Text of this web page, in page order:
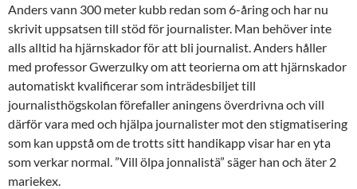
Anders vann 300 meter kubb redan som 6-åring och har nu
skrivit uppsatsen till stöd för journalister. Man behöver inte
alls alltid ha hjärnskador för att bli journalist. Anders håller
med professor Gwerzulky om att teorierna om att hjärnskador
automatiskt kvalificerar som inträdesbiljet till
journalisthögskolan förefaller aningens överdrivna och vill
därför vara med och hjälpa journalister mot den stigmatisering
som kan uppstå om de trotts sitt handikapp visar har en yta
som verkar normal. ”Vill ölpa jonnalistä” säger han och äter 2
mariekex.